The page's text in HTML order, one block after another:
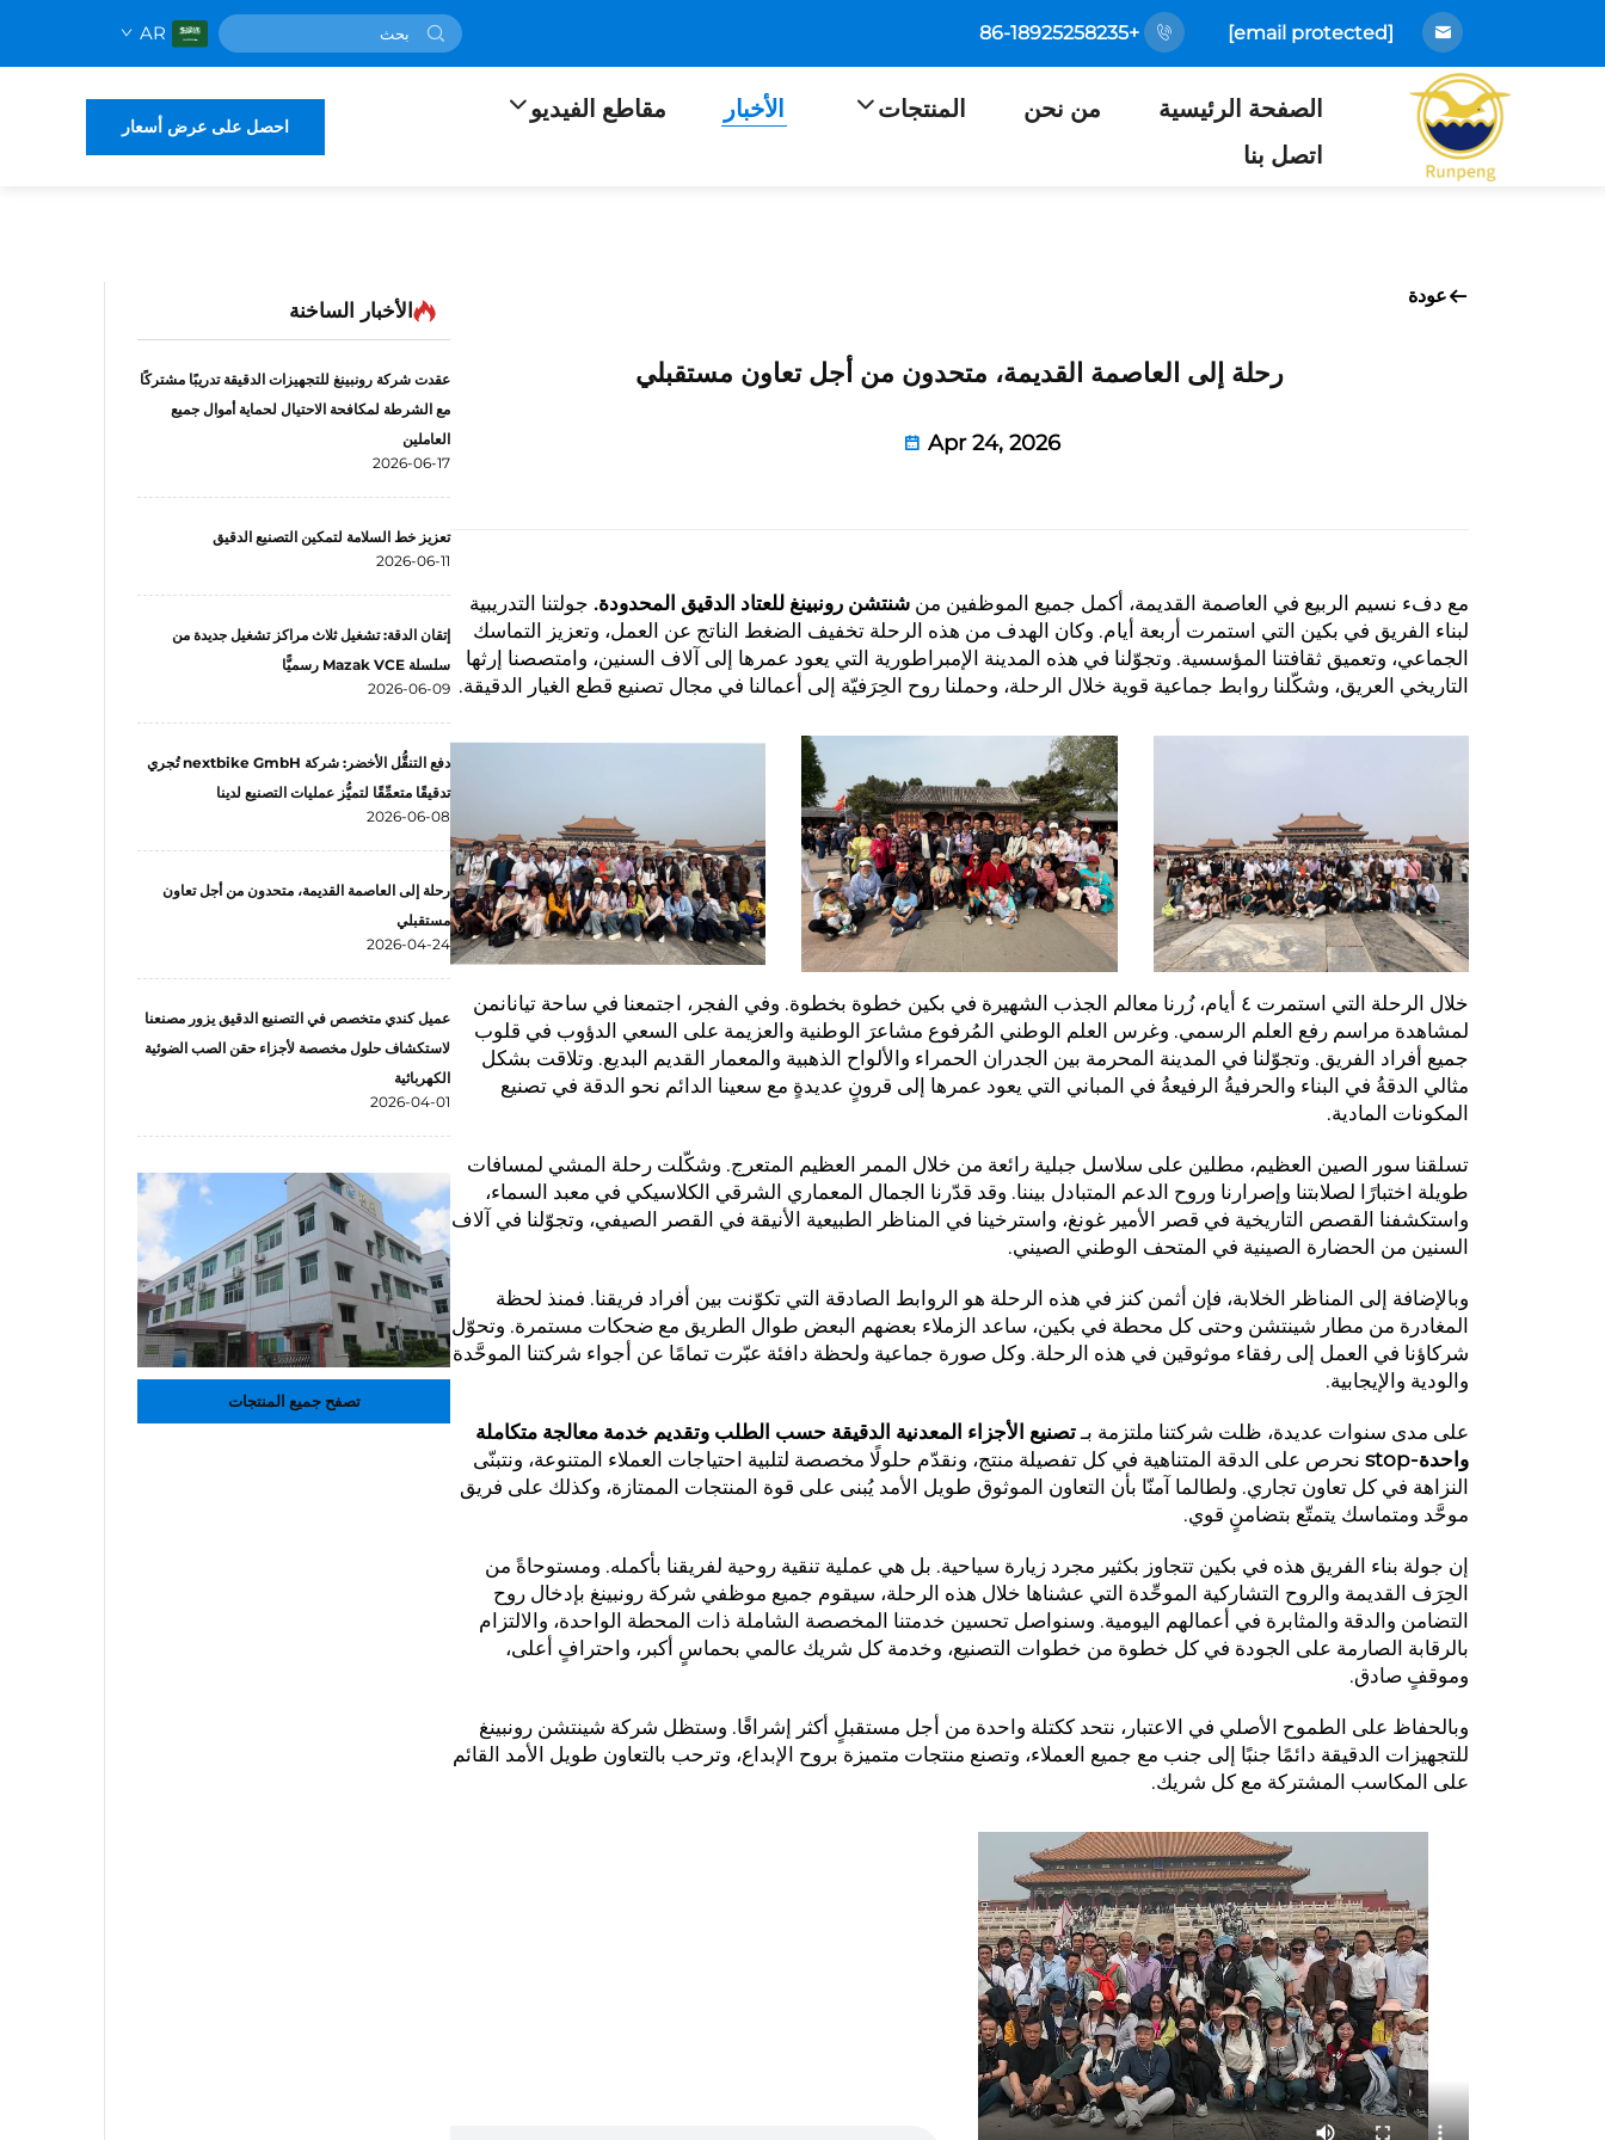
[email protected]
+86-18925258235
AR
الصفحة الرئيسية من نحن المنتجات الأخبار
مقاطع الفيديو
اتصل بنا
احصل على عرض أسعار
عودة
رحلة إلى العاصمة القديمة، متحدون من أجل تعاون مستقبلي
Apr 24, 2026
مع دفء نسيم الربيع في العاصمة القديمة، أكمل جميع الموظفين من شنتشن رونبينغ للعتاد الدقيق المحدودة. جولتنا التدريبية
لبناء الفريق في بكين التي استمرت أربعة أيام. وكان الهدف من هذه الرحلة تخفيف الضغط الناتج عن العمل، وتعزيز التماسك
الجماعي، وتعميق ثقافتنا المؤسسية. وتجوّلنا في هذه المدينة الإمبراطورية التي يعود عمرها إلى آلاف السنين، وامتصصنا إرثها
التاريخي العريق، وشكّلنا روابط جماعية قوية خلال الرحلة، وحملنا روح الحِرَفيّة إلى أعمالنا في مجال تصنيع قطع الغيار الدقيقة.
خلال الرحلة التي استمرت ٤ أيام، زُرنا معالم الجذب الشهيرة في بكين خطوة بخطوة. وفي الفجر، اجتمعنا في ساحة تيانانمن
لمشاهدة مراسم رفع العلم الرسمي. وغرس العلم الوطني المُرفوع مشاعرَ الوطنية والعزيمة على السعي الدؤوب في قلوب
جميع أفراد الفريق. وتجوّلنا في المدينة المحرمة بين الجدران الحمراء والألواح الذهبية والمعمار القديم البديع. وتلاقت بشكل
مثالي الدقةُ في البناء والحرفيةُ الرفيعةُ في المباني التي يعود عمرها إلى قرونٍ عديدةٍ مع سعينا الدائم نحو الدقة في تصنيع
المكونات المادية.
تسلقنا سور الصين العظيم، مطلين على سلاسل جبلية رائعة من خلال الممر العظيم المتعرج. وشكّلت رحلة المشي لمسافات
طويلة اختبارًا لصلابتنا وإصرارنا وروح الدعم المتبادل بيننا. وقد قدّرنا الجمال المعماري الشرقي الكلاسيكي في معبد السماء،
واستكشفنا القصص التاريخية في قصر الأمير غونغ، واسترخينا في المناظر الطبيعية الأنيقة في القصر الصيفي، وتجوّلنا في آلاف
السنين من الحضارة الصينية في المتحف الوطني الصيني.
وبالإضافة إلى المناظر الخلابة، فإن أثمن كنز في هذه الرحلة هو الروابط الصادقة التي تكوّنت بين أفراد فريقنا. فمنذ لحظة
المغادرة من مطار شينتشن وحتى كل محطة في بكين، ساعد الزملاء بعضهم البعض طوال الطريق مع ضحكات مستمرة. وتحوّل
شركاؤنا في العمل إلى رفقاء موثوقين في هذه الرحلة. وكل صورة جماعية ولحظة دافئة عبّرت تمامًا عن أجواء شركتنا الموحَّدة
والودية والإيجابية.
على مدى سنوات عديدة، ظلت شركتنا ملتزمة بـتصنيع الأجزاء المعدنية الدقيقة حسب الطلب وتقديم خدمة معالجة متكاملة
واحدة-stop
نحرص على الدقة المتناهية في كل تفصيلة منتج، ونقدّم حلولًا مخصصة لتلبية احتياجات العملاء المتنوعة، ونتبنّى
النزاهة في كل تعاون تجاري. ولطالما آمنّا بأن التعاون الموثوق طويل الأمد يُبنى على قوة المنتجات الممتازة، وكذلك على فريق
موحَّد ومتماسك يتمتّع بتضامنٍ قوي.
إن جولة بناء الفريق هذه في بكين تتجاوز بكثير مجرد زيارة سياحية. بل هي عملية تنقية روحية لفريقنا بأكمله. ومستوحاةً من
الحِرَف القديمة والروح التشاركية الموحِّدة التي عشناها خلال هذه الرحلة، سيقوم جميع موظفي شركة رونبينغ بإدخال روح
التضامن والدقة والمثابرة في أعمالهم اليومية. وسنواصل تحسين خدمتنا المخصصة الشاملة ذات المحطة الواحدة، والالتزام
بالرقابة الصارمة على الجودة في كل خطوة من خطوات التصنيع، وخدمة كل شريك عالمي بحماسٍ أكبر، واحترافٍ أعلى،
وموقفٍ صادق.
وبالحفاظ على الطموح الأصلي في الاعتبار، نتحد ككتلة واحدة من أجل مستقبلٍ أكثر إشراقًا. وستظل شركة شينتشن رونبينغ
للتجهيزات الدقيقة دائمًا جنبًا إلى جنب مع جميع العملاء، وتصنع منتجات متميزة بروح الإبداع، وترحب بالتعاون طويل الأمد القائم
على المكاسب المشتركة مع كل شريك.
الأخبار الساخنة
عقدت شركة رونبينغ للتجهيزات الدقيقة تدريبًا مشتركًا
مع الشرطة لمكافحة الاحتيال لحماية أموال جميع
العاملين
2026-06-17
تعزيز خط السلامة لتمكين التصنيع الدقيق
2026-06-11
إتقان الدقة: تشغيل ثلاث مراكز تشغيل جديدة من
سلسلة Mazak VCE رسميًّا
2026-06-09
دفع التنقُّل الأخضر: شركة nextbike GmbH تُجري
تدقيقًا متعمِّقًا لتميُّز عمليات التصنيع لدينا
2026-06-08
رحلة إلى العاصمة القديمة، متحدون من أجل تعاون
مستقبلي
2026-04-24
عميل كندي متخصص في التصنيع الدقيق يزور مصنعنا
لاستكشاف حلول مخصصة لأجزاء حقن الصب الضوئية
الكهربائية
2026-04-01
تصفح جميع المنتجات